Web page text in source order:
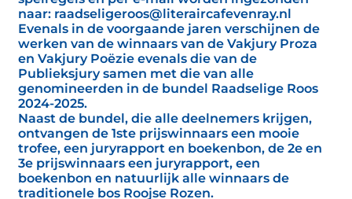
naar: raadseligeroos@literaircafevenray.nl
Evenals in de voorgaande jaren verschijnen de
werken van de winnaars van de Vakjury Proza
en Vakjury Poëzie evenals die van de
Publieksjury samen met die van alle
genomineerden in de bundel Raadselige Roos
2024-2025.
Naast de bundel, die alle deelnemers krijgen,
ontvangen de 1ste prijswinnaars een mooie
trofee, een juryrapport en boekenbon, de 2e en
3e prijswinnaars een juryrapport, een
boekenbon en natuurlijk alle winnaars de
traditionele bos Roojse Rozen.